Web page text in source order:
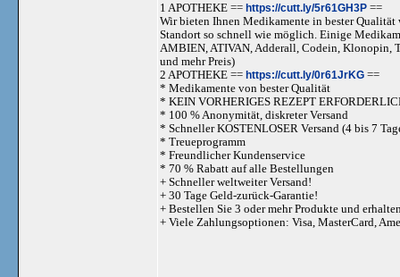
1 APOTHEKE == https://cutt.ly/5r61GH3P ==
Wir bieten Ihnen Medikamente in bester
Standort so schnell wie möglich. Einige
AMBIEN, ATIVAN, Adderall, Codein, Klonopin,
und mehr Preis)
2 APOTHEKE == https://cutt.ly/0r61JrKG ==
* Medikamente von bester Qualität
* KEIN VORHERIGES REZEPT
* 100 % Anonymität, diskreter Versand
* Schneller KOSTENLOSER Versand (4 bis 7
* Treueprogramm
* Freundlicher Kundenservice
* 70 % Rabatt auf alle Bestellungen
+ Schneller weltweiter Versand!
+ 30 Tage Geld-zurück-Garantie!
+ Bestellen Sie 3 oder mehr Produkte und
+ Viele Zahlungsoptionen: Visa, MasterCard,